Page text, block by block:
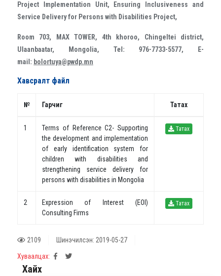
Project Implementation Unit, Ensuring Inclusiveness and
Service Delivery for Persons with Disabilities Project,
Room 703, MAX TOWER, 4th khoroo, Chingeltei district,
Ulaanbaatar, Mongolia, Tel: 976-7733-5577, E-
mail: bolortuya@pwdp.mn
Хавсралт файл
№ Гарчиг Татах
1
Terms of Reference C2- Supporting
the development and implementation
of early identification system for
children with disabilities and
strengthening service delivery for
persons with disabilities in Mongolia
Татах
2
Expression of Interest (EOI)
Consulting Firms
Татах
2109 Шинэчилсэн: 2019-05-27
Хуваалцах:
Хайх